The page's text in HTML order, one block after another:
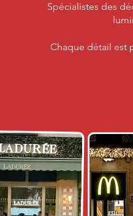
Spécialistes des
Chaque détail est